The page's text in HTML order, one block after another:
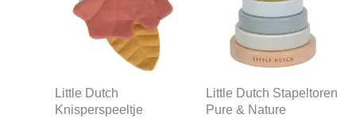
Little Dutch
Knisperspeeltje
Little Dutch Stapeltoren
Pure & Nature